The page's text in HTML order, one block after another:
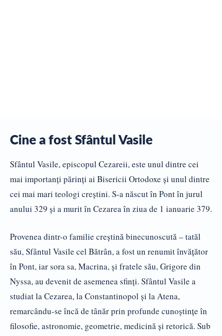
Cine a fost Sfântul Vasile
Sfântul Vasile, episcopul Cezareii, este unul dintre cei
mai importanţi părinţi ai Bisericii Ortodoxe şi unul dintre
cei mai mari teologi creştini. S-a născut în Pont în jurul
anului 329 şi a murit în Cezarea în ziua de 1 ianuarie 379.
Provenea dintr-o familie creştină binecunoscută – tatăl
său, Sfântul Vasile cel Bătrân, a fost un renumit învăţător
în Pont, iar sora sa, Macrina, şi fratele său, Grigore din
Nyssa, au devenit de asemenea sfinţi. Sfântul Vasile a
studiat la Cezarea, la Constantinopol şi la Atena,
remarcându-se încă de tânăr prin profunde cunoştinţe în
filosofie, astronomie, geometrie, medicină şi retorică. Sub